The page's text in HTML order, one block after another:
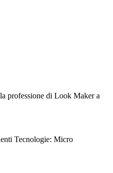
professione di Look Maker a
Tecnologie: Micro